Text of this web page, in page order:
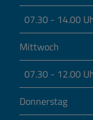
07.30 - 14.00
Mittwoch
07.30 - 12.00
Donnerstag